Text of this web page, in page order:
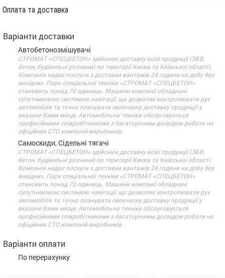
Оплата та доставка
Варіанти доставки
Автобетонозмішувачі
СТРОМАТ «СПЕЦБЕТОН» здійснює доставку всієї продукції (ЗБВ,
бетон, будівельні розчини) по території Києва та Київської області.
Компанія надає послуги з доставки вантажів 24 години на добу без
вихідних. Парк спеціальної техніки «СТРОМАТ «СПЕЦБЕТОН»
становить понад 70 одиниць. Машини компанії обладнані
супутниковою системою навігації, що дозволяє контролювати рух
автомобіля та точно планувати своєчасну доставку продукції у
вказане Вами місце. Автомобільна техніка обслуговується
професійними співробітниками з багаторічним досвідом роботи на
офіційних СТО компаній-виробників.
Самоскиди, Сідельні тягачі
СТРОМАТ «СПЕЦБЕТОН» здійснює доставку всієї продукції (ЗБВ,
бетон, будівельні розчини) по території Києва та Київської області.
Компанія надає послуги з доставки вантажів 24 години на добу без
вихідних. Парк спеціальної техніки «СТРОМАТ «СПЕЦБЕТОН»
становить понад 70 одиниць. Машини компанії обладнані
супутниковою системою навігації, що дозволяє контролювати рух
автомобіля та точно планувати своєчасну доставку продукції у
вказане Вами місце. Автомобільна техніка обслуговується
професійними співробітниками з багаторічним досвідом роботи на
офіційних СТО компаній-виробників.
Варіанти оплати
По перерахунку